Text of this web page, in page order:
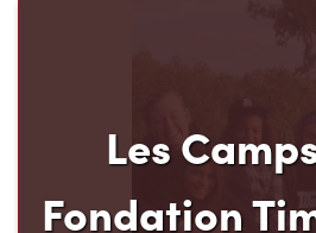
Fondation